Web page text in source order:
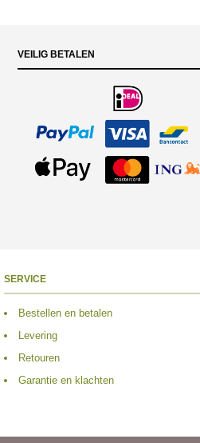
VEILIG BETALEN
SERVICE
Bestellen en betalen
Levering
Retouren
Garantie en klachten